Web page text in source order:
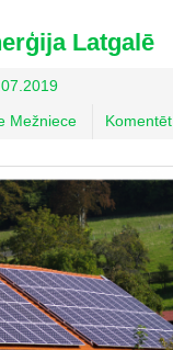
Latgalē
Mežniece Komentēt